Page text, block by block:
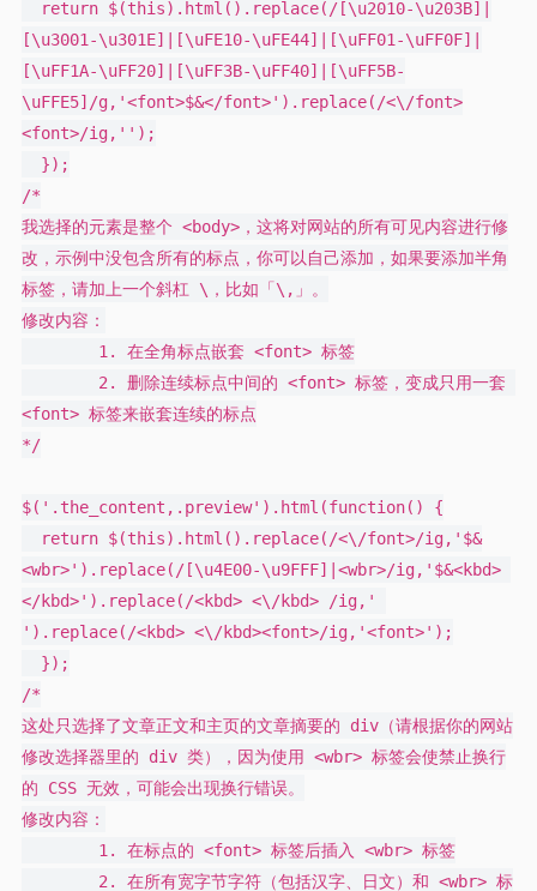
[\u3001-\u301E]|[\uFE10-\uFE44]|[\uFF01-\uFF0F]|
[\uFF1A-\uFF20]|[\uFF3B-\uFF40]|[\uFF5B-
\uFFE5]/g,'<font>$&</font>').replace(/<\/font>
<font>/ig,'');
/*
我选择的元素是整个 <body>，这将对网站的所有可见内容进行修
改，示例中没包含所有的标点，你可以自己添加，如果要添加半角
标签，请加上一个斜杠 \，比如「\,」。
修改内容：
<font> 标签来嵌套连续的标点
*/
$('.the_content,.preview').html(function() {
<wbr>').replace(/[\u4E00-\u9FFF]|<wbr>/ig,'$&<kbd>
</kbd>').replace(/<kbd> <\/kbd> /ig,'
').replace(/<kbd> <\/kbd><font>/ig,'<font>');
/*
这处只选择了文章正文和主页的文章摘要的 div（请根据你的网站
修改选择器里的 div 类），因为使用 <wbr> 标签会使禁止换行
的 CSS 无效，可能会出现换行错误。
修改内容：